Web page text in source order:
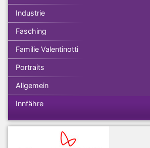
Industrie
Fasching
Familie Valentinotti
Portraits
Allgemein
Innfähre